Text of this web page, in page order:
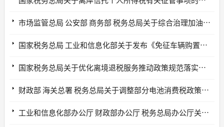
市场监管总局 公安部 商务部 税务总局关于综合治理加油机作弊常态化监管执法工作的指导意见
国家税务总局 工业和信息化部关于发布《免征车辆购置税的设有固定装置的非运输专用作业车辆目录》（第二十二批）的公告
国家税务总局关于优化离境退税服务推动政策规范落实的通知
财政部 海关总署 税务总局关于调整部分电池消费税政策的公告
工业和信息化部办公厅 财政部办公厅 税务总局办公厅关于做好科技型企业孵化器相关政策衔接工作的通知